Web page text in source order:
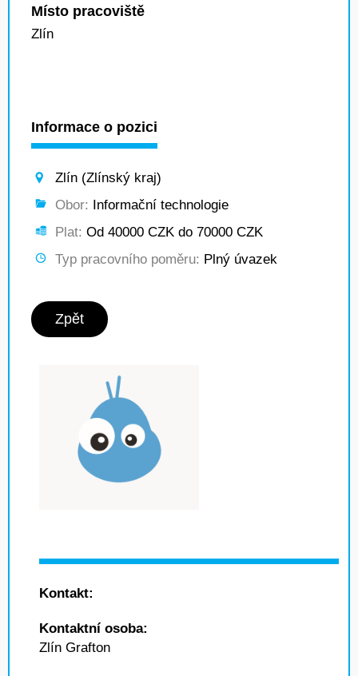
Místo pracoviště
Zlín
Informace o pozici
Zlín (Zlínský kraj)
Obor: Informační technologie
Plat: Od 40000 CZK do 70000 CZK
Typ pracovního poměru: Plný úvazek
Zpět
Kontakt:
Kontaktní osoba:
Zlín Grafton